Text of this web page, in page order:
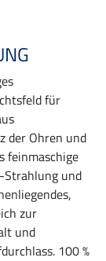
für
der Ohren und
feinmaschige
Strahlung und
zur
und
100 %